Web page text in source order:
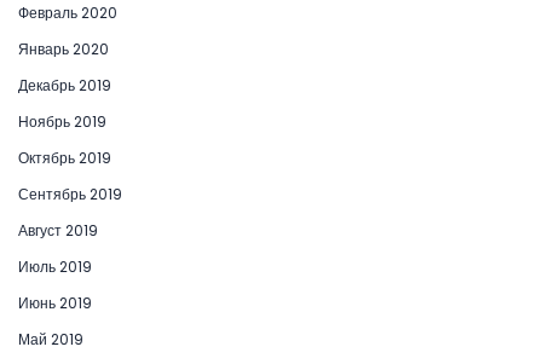
Февраль 2020
Январь 2020
Декабрь 2019
Ноябрь 2019
Октябрь 2019
Сентябрь 2019
Август 2019
Июль 2019
Июнь 2019
Май 2019